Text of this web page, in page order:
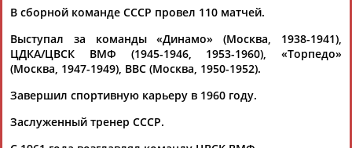
Каримжан
АБДРАХМАНОВ
Аделя
АБДУВАЛИЕВ
В сборной команде СССР провел 110 матчей.
Выступал за команды «Динамо» (Москва, 1938-1941),
ЦДКА/ЦВСК ВМФ (1945-1946, 1953-1960), «Торпедо»
(Москва, 1947-1949), ВВС (Москва, 1950-1952).
Завершил спортивную карьеру в 1960 году.
Заслуженный тренер СССР.